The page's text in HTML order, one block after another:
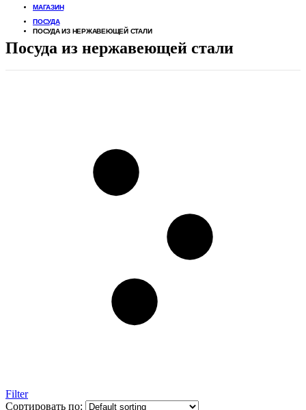
МАГАЗИН
ПОСУДА
ПОСУДА ИЗ НЕРЖАВЕЮЩЕЙ СТАЛИ
Посуда из нержавеющей стали
Filter
Сортировать по: